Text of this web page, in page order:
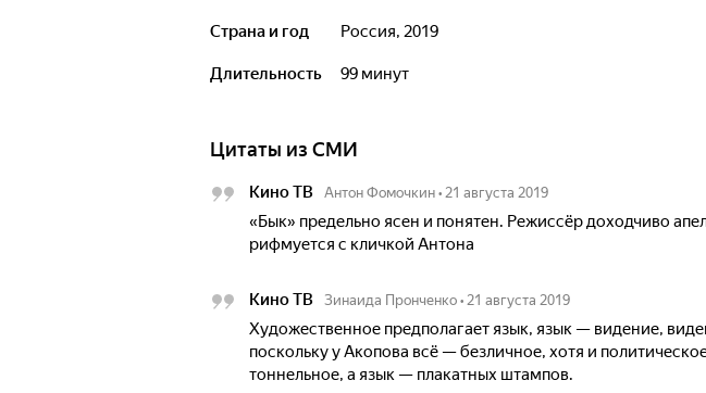
Страна и год Россия, 2019
Длительность 99 минут
Цитаты из СМИ
Кино ТВ Антон Фомочкин • 21 августа 2019
«Бык» предельно ясен и понятен. Режиссёр доходчиво
рифмуется с кличкой Антона
Кино ТВ Зинаида Пронченко • 21 августа 2019
Художественное предполагает язык, язык — видение,
поскольку у Акопова всё — безличное, хотя и
тоннельное, а язык — плакатных штампов.